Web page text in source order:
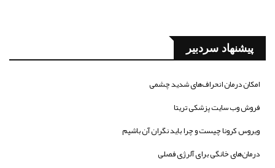
پیشنهاد سردبیر
امکان درمان انحراف‌های شدید چشمی
فروش وب سایت پزشکی تریتا
ویروس کرونا چیست و چرا باید نگران آن باشیم
درمان‌های خانگی برای آلرژی فصلی